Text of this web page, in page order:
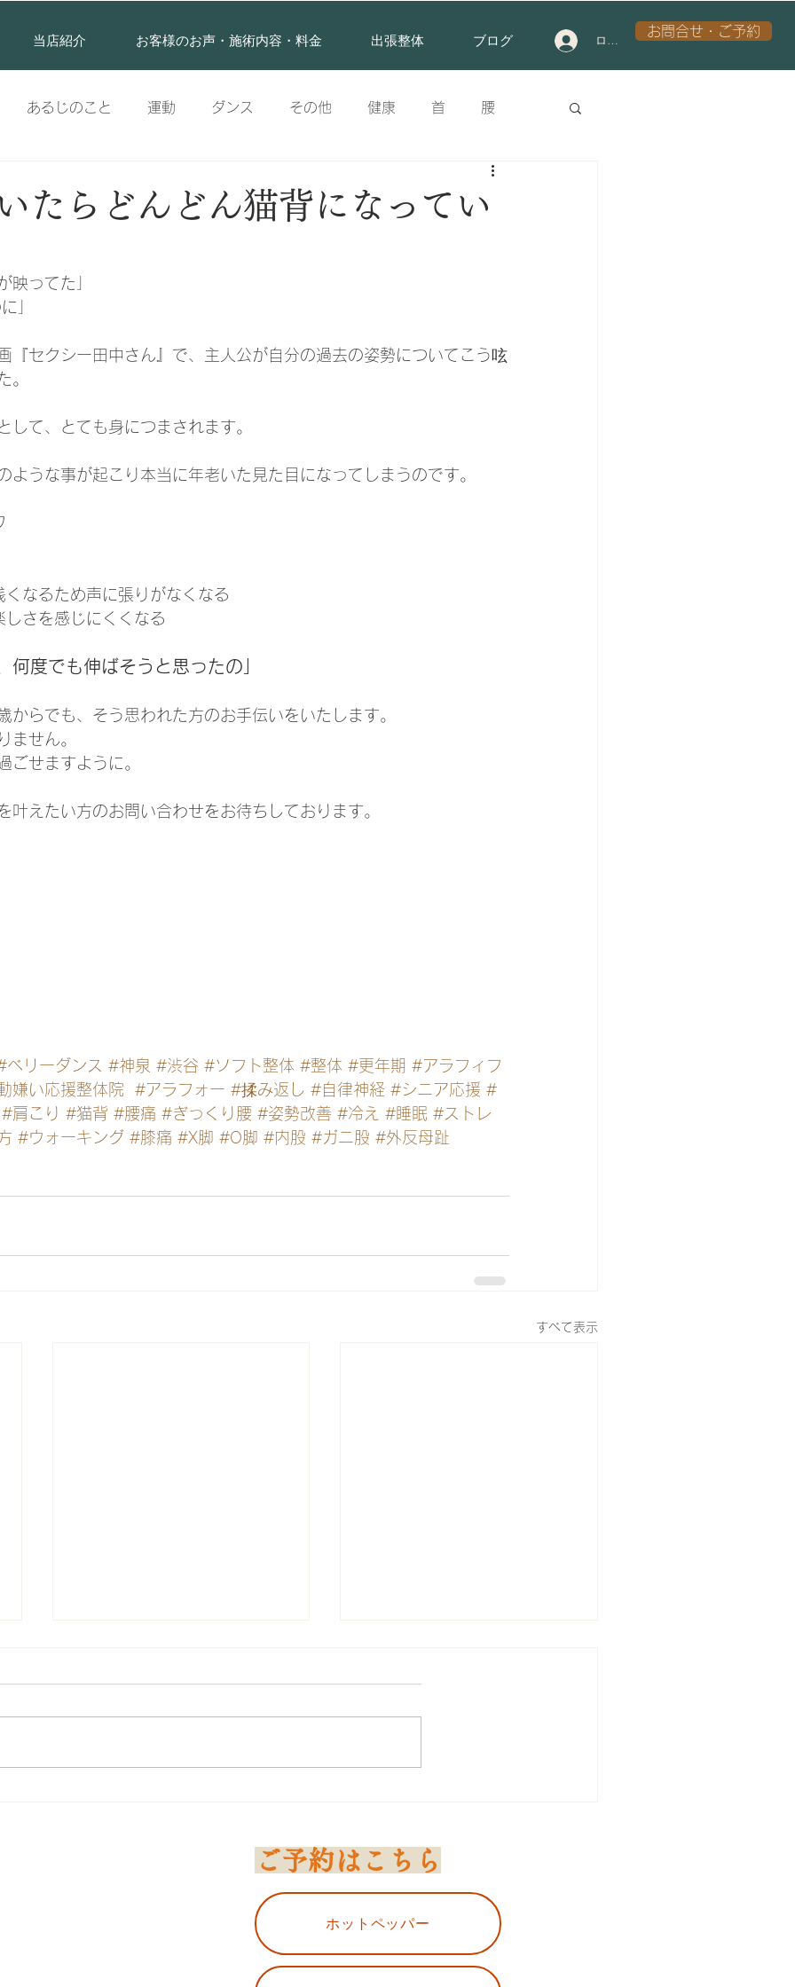
当店紹介 お客様のお声・施術内容・料金 出張整体 ブログ ログイン
お問合せ・ご予約
あるじのこと 運動 ダンス その他 健康 首 腰
たらどんどん猫背になってい
映ってた」
」
『セクシー田中さん』で、主人公が自分の過去の姿勢についてこう呟
。
して、とても身につまされます。
ような事が起こり本当に年老いた見た目になってしまうのです。
なるため声に張りがなくなる
さを感じにくくなる
何度でも伸ばそうと思ったの」
からでも、そう思われた方のお手伝いをいたします。
ません。
ごせますように。
叶えたい方のお問い合わせをお待ちしております。
ベリーダンス #神泉 #渋谷 #ソフト整体 #整体 #更年期 #アラフィフ
嫌い応援整体院
#アラフォー #揉み返し #自律神経 #シニア応援 #
#肩こり #猫背 #腰痛 #ぎっくり腰 #姿勢改善 #冷え #睡眠 #ストレ
#ウォーキング #膝痛 #X脚 #O脚 #内股 #ガニ股 #外反母趾
すべて表示
ご予約はこちら
ホットペッパー